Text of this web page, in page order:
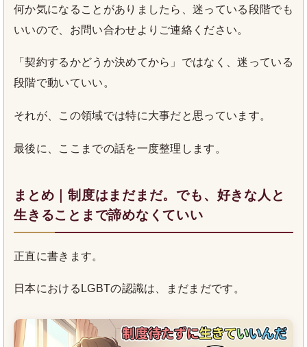
何か気になることがありましたら、迷っている段階でも
いいので、お問い合わせよりご連絡ください。
「契約するかどうか決めてから」ではなく、迷っている
段階で動いていい。
それが、この領域では特に大事だと思っています。
最後に、ここまでの話を一度整理します。
まとめ｜制度はまだまだ。でも、好きな人と
生きることまで諦めなくていい
正直に書きます。
日本におけるLGBTの認識は、まだまだです。